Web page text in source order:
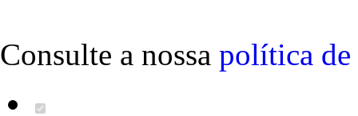
Consulte a nossa política de